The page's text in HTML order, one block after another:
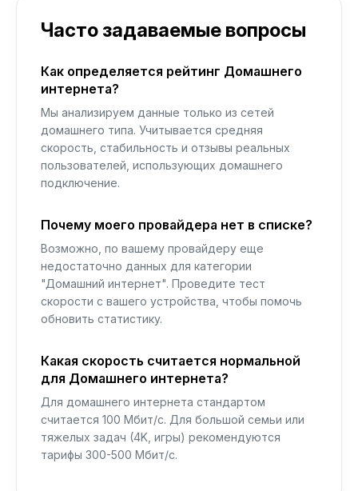
Часто задаваемые вопросы
Как определяется рейтинг Домашнего
интернета?
Мы анализируем данные только из сетей
домашнего типа. Учитывается средняя
скорость, стабильность и отзывы реальных
пользователей, использующих домашнего
подключение.
Почему моего провайдера нет в списке?
Возможно, по вашему провайдеру еще
недостаточно данных для категории
"Домашний интернет". Проведите тест
скорости с вашего устройства, чтобы помочь
обновить статистику.
Какая скорость считается нормальной
для Домашнего интернета?
Для домашнего интернета стандартом
считается 100 Мбит/с. Для большой семьи или
тяжелых задач (4K, игры) рекомендуются
тарифы 300-500 Мбит/с.